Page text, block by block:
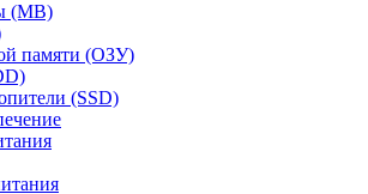
(MB)
памяти (ОЗУ)
(SSD)